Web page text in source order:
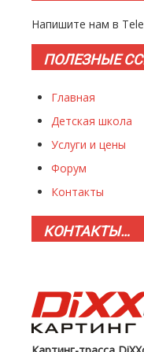
Напишите нам в
ПОЛЕЗНЫЕ
Главная
Детская школа
Услуги и цены
Форум
Контакты
КОНТАКТЫ…